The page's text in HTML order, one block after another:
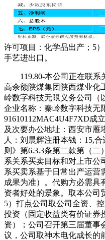
许可项目：化学品出产；5
手艺进出口。
119.80-本公司正在联系
高余额陕煤集团陕西煤业化
岭数字科技无限义务公司（
企业名称：秦岭数字科技无
91610112MAC4U4F7XD成
及次要办公地址：西安市雁
人：刘晨辉注册本钱：15,
则》第6.3.3条第二款第（
系关系买卖目标和对上市公
系买卖系基于日常出产运营
成果为准）。代购方必需具
资者好处的景象。取本公司
5）打点公司取公司全资、
投资（固定收益类有价证券
资）；公司召开第三届董事
议，公司取神木电化成长的